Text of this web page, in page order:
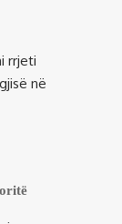
rrjeti
në